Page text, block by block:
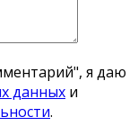
я даю
данных и
.